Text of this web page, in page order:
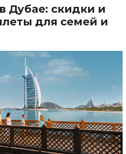
Дубае: скидки и
для семей и